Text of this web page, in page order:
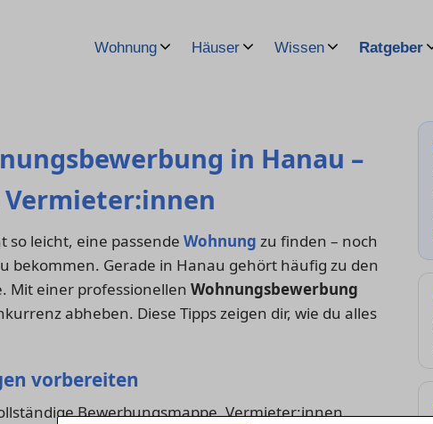
Wohnung Häuser Wissen Ratgeber
in Hanau –
so leicht, eine passende Wohnung zu finden – noch
bekommen. Gerade in Hanau gehört häufig zu den
Mit einer professionellen Wohnungsbewerbung
abheben. Diese Tipps zeigen dir, wie du alles
vorbereiten
Bewerbungsmappe. Vermieter:innen